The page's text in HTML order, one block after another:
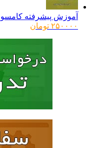
آموزش پیشرفته کامسول
۲۵۰۰۰۰ تومان